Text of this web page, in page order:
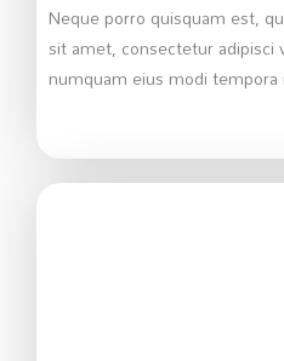
Neque porro quisquam est,
sit amet, consectetur adipisci
numquam eius modi